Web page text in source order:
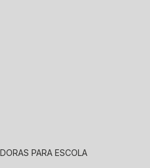
PARA ESCOLA